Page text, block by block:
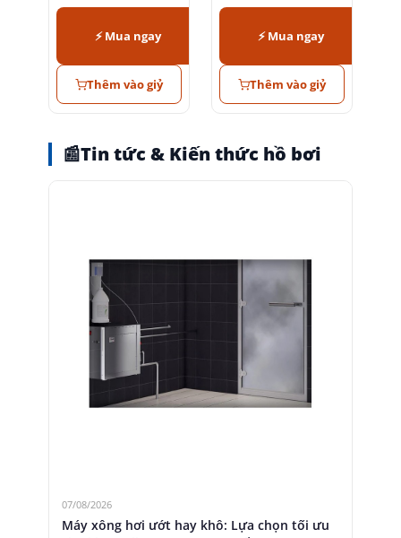
⚡ Mua ngay
Thêm vào giỷ
⚡ Mua ngay
Thêm vào giỷ
📰Tin tức & Kiến thức hồ bơi
07/08/2026
Máy xông hơi ướt hay khô: Lựa chọn tối ưu